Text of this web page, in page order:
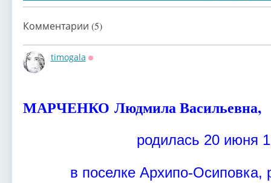
Комментарии (5)
timogala
МАРЧЕНКО Людмила Васильевна,
родилась 20 июня
в поселке Архипо-Осиповка,